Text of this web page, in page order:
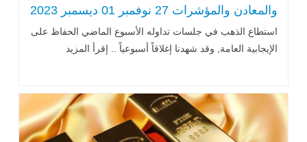
والمعادن والمؤشرات 27 نوفمبر 01 ديسمبر 2023
استطاع الذهب في جلسات تداوله الأسبوع الماضي الحفاظ على
الإيجابية العامة, وقد شهدنا إغلاقاً أسبوعياً .. إقرأ المزيد